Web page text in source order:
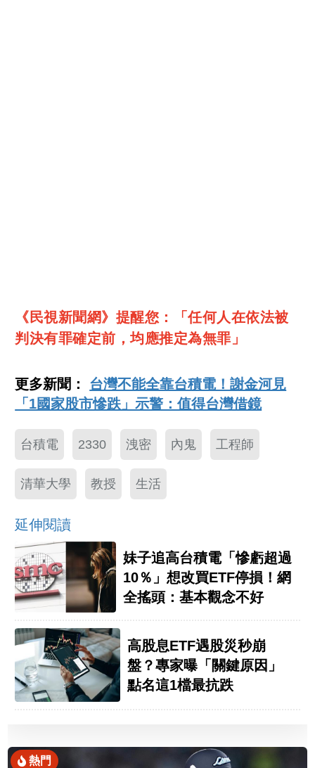
《民視新聞網》提醒您：「任何人在依法被
判決有罪確定前，均應推定為無罪」
更多新聞： 台灣不能全靠台積電！謝金河見
「1國家股市慘跌」示警：值得台灣借鏡
台積電 2330 洩密 內鬼 工程師
清華大學 教授 生活
延伸閱讀
妹子追高台積電「慘虧超過
10％」想改買ETF停損！網
全搖頭：基本觀念不好
高股息ETF遇股災秒崩
盤？專家曝「關鍵原因」
點名這1檔最抗跌
熱門